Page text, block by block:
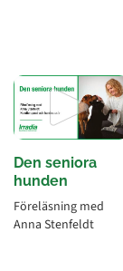
Den seniora
hunden
Föreläsning med
Anna Stenfeldt